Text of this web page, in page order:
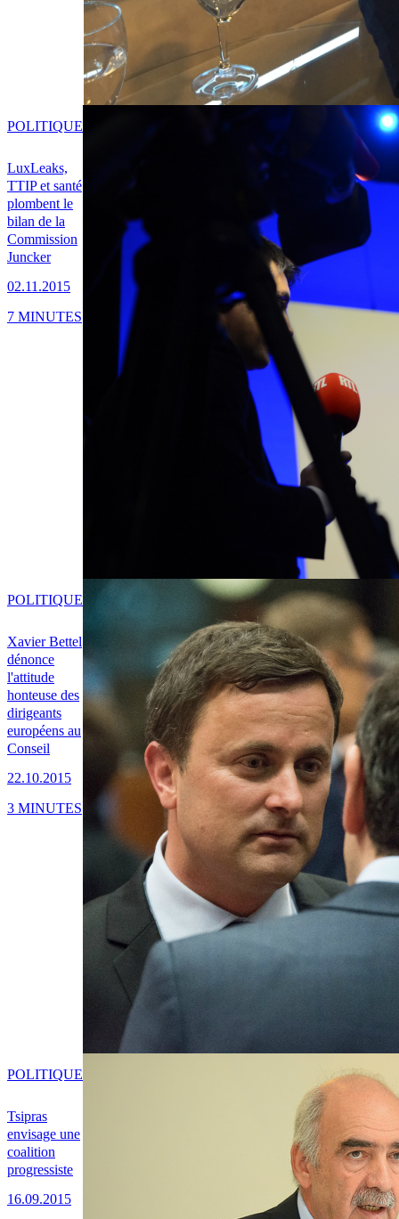
LuxLeaks,
TTIP et santé
plombent le
bilan de la
Commission
Juncker
02.11.2015
POLITIQUE
7 MINUTES
Xavier Bettel
dénonce
l'attitude
honteuse des
dirigeants
européens au
Conseil
22.10.2015
POLITIQUE
3 MINUTES
Tsipras
envisage une
coalition
progressiste
16.09.2015
POLITIQUE